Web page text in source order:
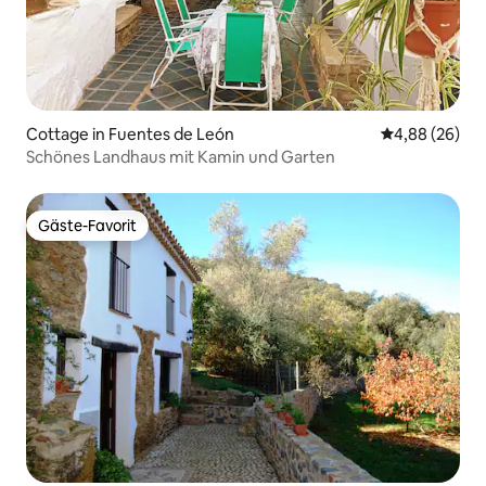
Cottage in Fuentes de León
4,88 (26)
Schönes Landhaus mit Kamin und Garten
Gäste-Favorit
Gäste-Favorit